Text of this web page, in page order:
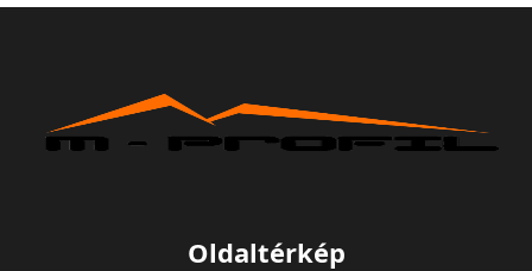
Oldaltérkép